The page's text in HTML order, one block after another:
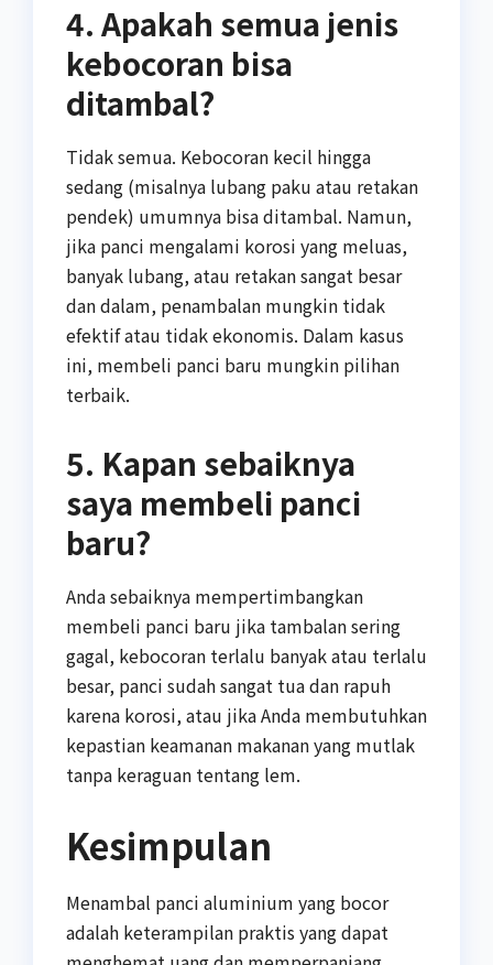
4. Apakah semua jenis
kebocoran bisa
ditambal?
Tidak semua. Kebocoran kecil hingga
sedang (misalnya lubang paku atau retakan
pendek) umumnya bisa ditambal. Namun,
jika panci mengalami korosi yang meluas,
banyak lubang, atau retakan sangat besar
dan dalam, penambalan mungkin tidak
efektif atau tidak ekonomis. Dalam kasus
ini, membeli panci baru mungkin pilihan
terbaik.
5. Kapan sebaiknya
saya membeli panci
baru?
Anda sebaiknya mempertimbangkan
membeli panci baru jika tambalan sering
gagal, kebocoran terlalu banyak atau terlalu
besar, panci sudah sangat tua dan rapuh
karena korosi, atau jika Anda membutuhkan
kepastian keamanan makanan yang mutlak
tanpa keraguan tentang lem.
Kesimpulan
Menambal panci aluminium yang bocor
adalah keterampilan praktis yang dapat